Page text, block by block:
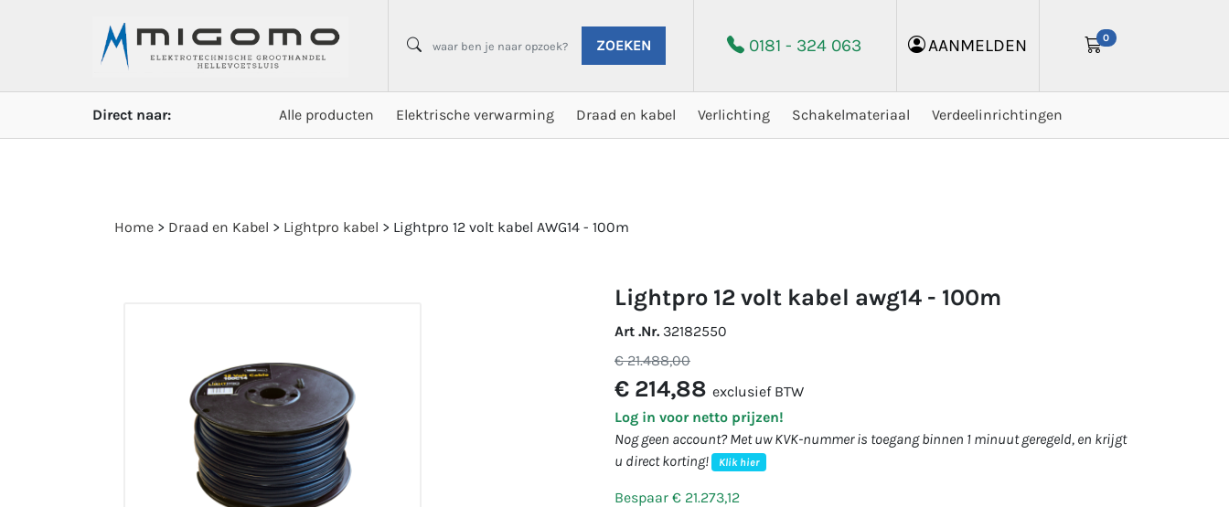
ZOEKEN 0181 - 324 063 AANMELDEN 0
Direct naar: Alle producten Elektrische verwarming Draad en kabel Verlichting Schakelmateriaal Verdeelinrichtingen
Home > Draad en Kabel > Lightpro kabel > Lightpro 12 volt kabel AWG14 - 100m
lightpro 12 volt kabel awg14 - 100m
Art .Nr. 32182550
€ 21.488,00
€ 214,88 exclusief BTW
Log in voor netto prijzen!
Nog geen account? Met uw KVK-nummer is toegang binnen 1 minuut geregeld, en krijgt
u direct korting!
Klik hier
Bespaar € 21.273,12